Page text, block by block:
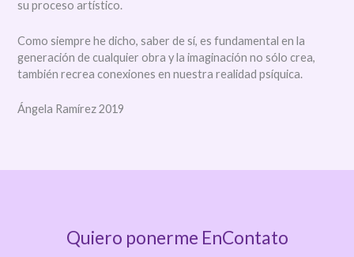
su proceso artístico.
Como siempre he dicho, saber de sí, es fundamental en la
generación de cualquier obra y la imaginación no sólo crea,
también recrea conexiones en nuestra realidad psíquica.
Ángela Ramírez 2019
Quiero ponerme EnContato